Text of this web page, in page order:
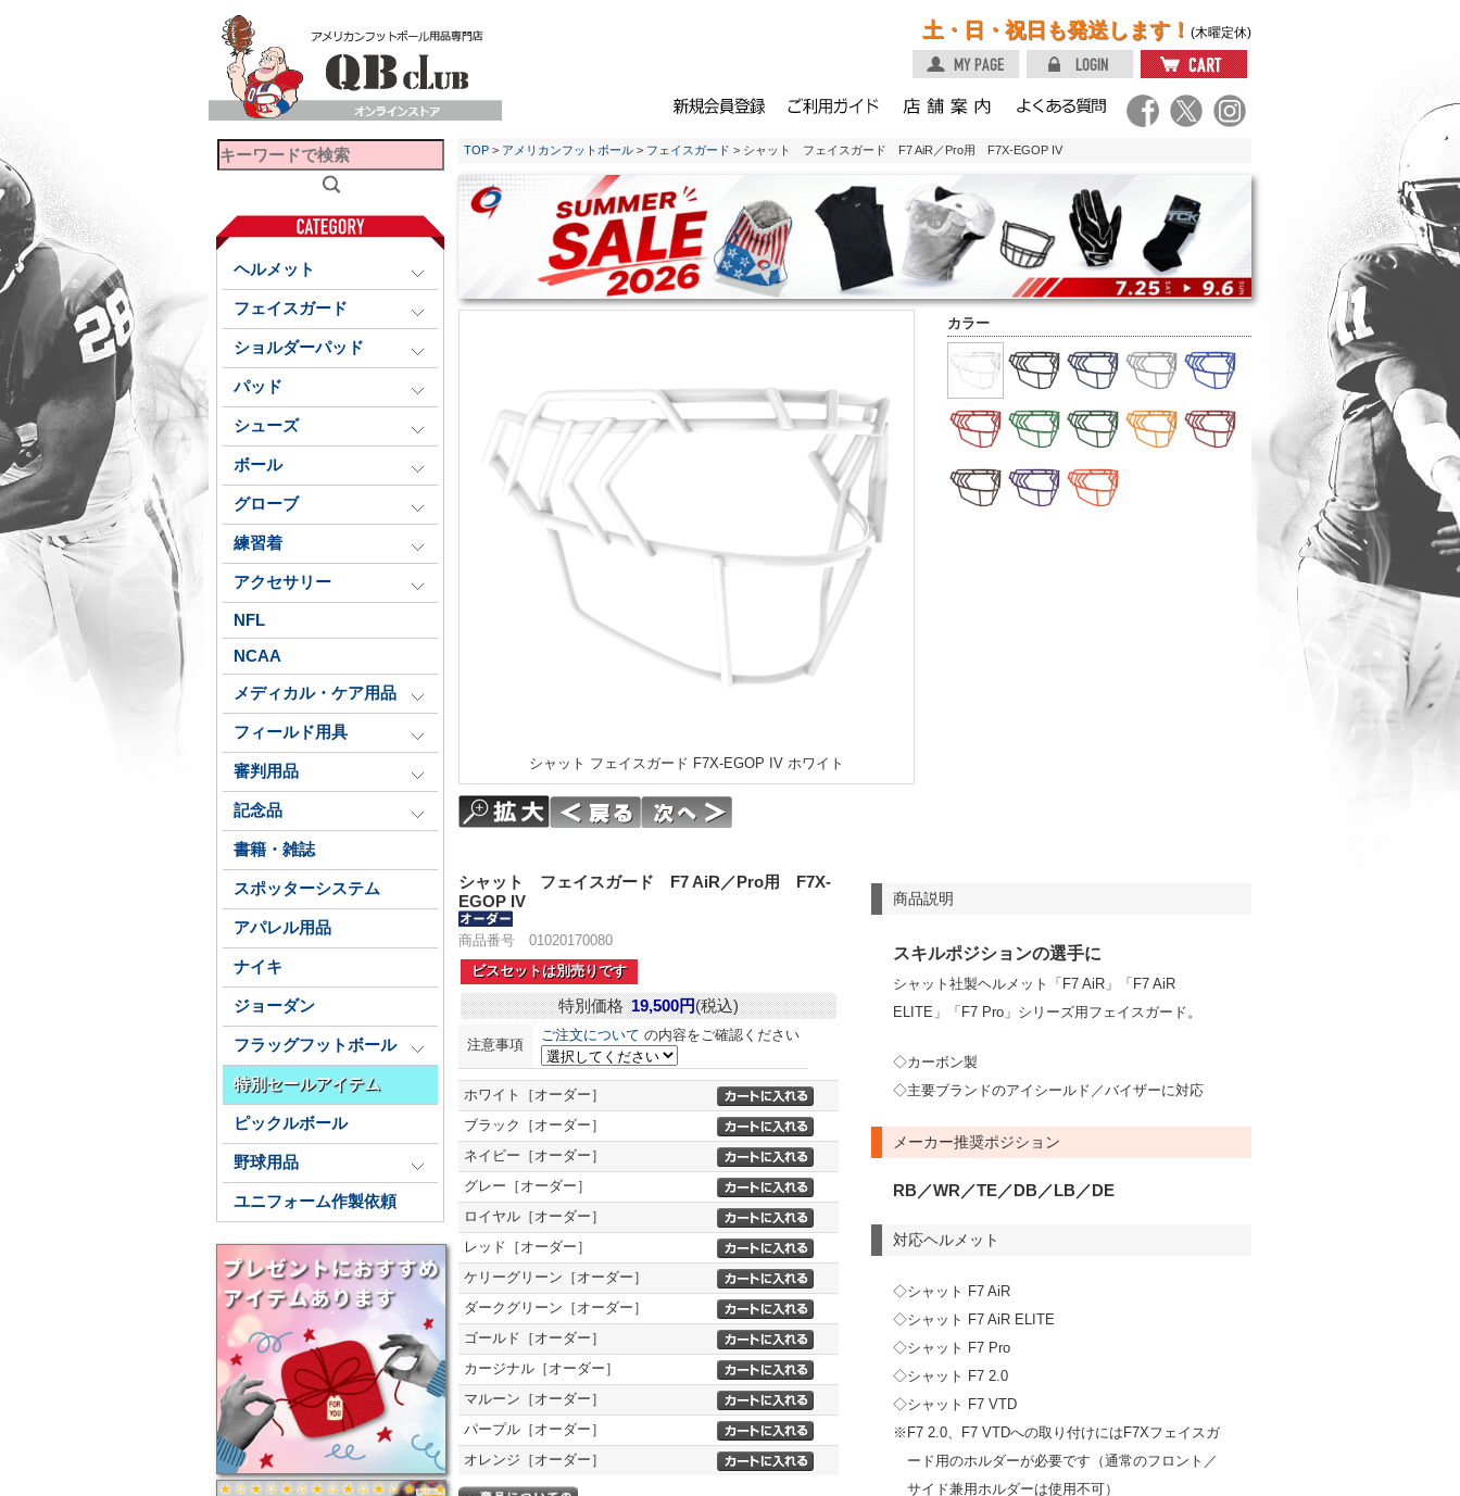
土・日・祝日も発送します！ (木曜定休)
ヘルメット
フェイスガード
ショルダーパッド
パッド
シューズ
ボール
グローブ
練習着
アクセサリー
NFL
NCAA
メディカル・ケア用品
フィールド用具
審判用品
記念品
書籍・雑誌
スポッターシステム
アパレル用品
ナイキ
ジョーダン
フラッグフットボール
特別セールアイテム
ピックルボール
野球用品
ユニフォーム作製依頼
TOP > アメリカンフットボール > フェイスガード > シャット フェイスガード F7 AiR／Pro用 F7X-EGOP IV
カラー
シャット フェイスガード F7X-EGOP IV ホワイト
商品説明
スキルポジションの選手に
シャット社製ヘルメット「F7 AiR」「F7 AiR
ELITE」「F7 Pro」シリーズ用フェイスガード。
◇カーボン製
◇主要ブランドのアイシールド／バイザーに対応
メーカー推奨ポジション
RB／WR／TE／DB／LB／DE
対応ヘルメット
◇シャット F7 AiR
◇シャット F7 AiR ELITE
◇シャット F7 Pro
◇シャット F7 2.0
◇シャット F7 VTD
※F7 2.0、F7 VTDへの取り付けにはF7Xフェイスガ
ード用のホルダーが必要です（通常のフロント／
サイド兼用ホルダーは使用不可）
シャット フェイスガード F7 AiR／Pro用 F7X-
EGOP IV
商品番号 01020170080
ビスセットは別売りです
特別価格 19,500円(税込)
注意事項
ご注文について の内容をご確認ください
ホワイト［オーダー］
ブラック［オーダー］
ネイビー［オーダー］
グレー［オーダー］
ロイヤル［オーダー］
レッド［オーダー］
ケリーグリーン［オーダー］
ダークグリーン［オーダー］
ゴールド［オーダー］
カージナル［オーダー］
マルーン［オーダー］
パープル［オーダー］
オレンジ［オーダー］